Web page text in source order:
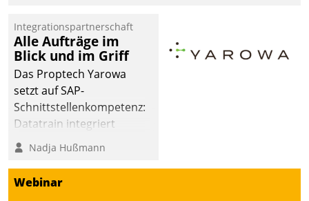
Integrationspartnerschaft
Alle Aufträge im
Blick und im Griff
Das Proptech Yarowa
setzt auf SAP-
Schnittstellenkompetenz:
Datatrain integriert
Yarowas Portal zur
Vergabe und Verwaltung
von Aufträgen der
operativen
Nadja Hußmann
Webinar